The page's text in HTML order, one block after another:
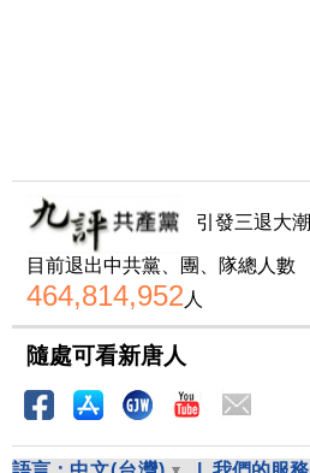
引發三退大潮
目前退出中共黨、團、隊總人數
464,814,952 人
隨處可看新唐人